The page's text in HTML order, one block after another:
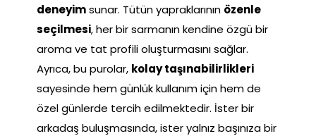
deneyimsunar. Tütün yapraklarının özenle
seçilmesi, her bir sarmanın kendine özgü bir
aroma ve tat profili oluşturmasını sağlar.
Ayrıca, bu purolar, kolay taşınabilirlikleri
sayesinde hem günlük kullanım için hem de
özel günlerde tercih edilmektedir. İster bir
arkadaş buluşmasında, ister yalnız başınıza bir